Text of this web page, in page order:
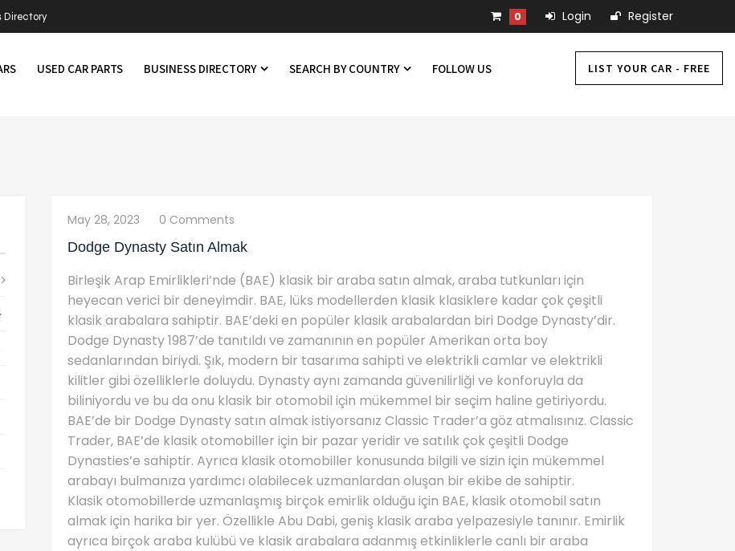
Directory 0 Login Register
USED CAR PARTS BUSINESS DIRECTORY SEARCH BY COUNTRY FOLLOW US LIST YOUR CAR - FREE
May 28, 2023
0 Comments
Dodge Dynasty Satın Almak
Birleşik Arap Emirlikleri’nde (BAE) klasik bir araba satın almak, araba tutkunları için
heyecan verici bir deneyimdir. BAE, lüks modellerden klasik klasiklere kadar çok çeşitli
klasik arabalara sahiptir. BAE’deki en popüler klasik arabalardan biri Dodge Dynasty’dir.
Dodge Dynasty 1987’de tanıtıldı ve zamanının en popüler Amerikan orta boy
sedanlarından biriydi. Şık, modern bir tasarıma sahipti ve elektrikli camlar ve elektrikli
kilitler gibi özelliklerle doluydu. Dynasty aynı zamanda güvenilirliği ve konforuyla da
biliniyordu ve bu da onu klasik bir otomobil için mükemmel bir seçim haline getiriyordu.
BAE’de bir Dodge Dynasty satın almak istiyorsanız Classic Trader’a göz atmalısınız. Classic
Trader, BAE’de klasik otomobiller için bir pazar yeridir ve satılık çok çeşitli Dodge
Dynasties’e sahiptir. Ayrıca klasik otomobiller konusunda bilgili ve sizin için mükemmel
arabayı bulmanıza yardımcı olabilecek uzmanlardan oluşan bir ekibe de sahiptir.
Klasik otomobillerde uzmanlaşmış birçok emirlik olduğu için BAE, klasik otomobil satın
almak için harika bir yer. Özellikle Abu Dabi, geniş klasik araba yelpazesiyle tanınır. Emirlik
ayrıca birçok araba kulübü ve klasik arabalara adanmış etkinliklerle canlı bir araba